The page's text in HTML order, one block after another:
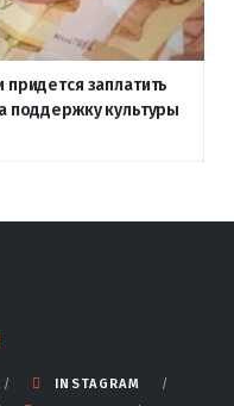
заплатить
поддержку культуры
INSTAGRAM